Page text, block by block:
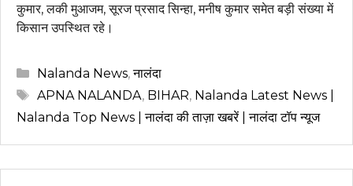
कुमार, लकी मुआजम, सूरज प्रसाद सिन्हा, मनीष कुमार समेत बड़ी संख्या में
किसान उपस्थित रहे।
Categories
Nalanda News,नालंदा
Tags
APNA NALANDA, BIHAR, Nalanda Latest News |
Nalanda Top News | नालंदा की ताज़ा खबरें | नालंदा टॉप न्यूज